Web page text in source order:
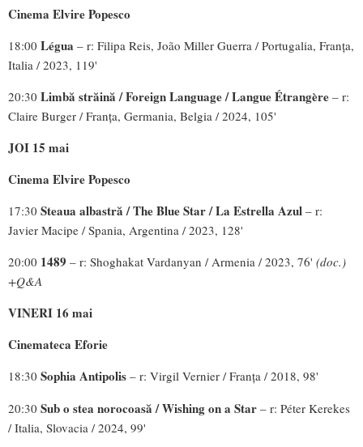
Cinema Elvire Popesco
18:00 Légua – r: Filipa Reis, João Miller Guerra / Portugalia, Franța,
Italia / 2023, 119'
20:30 Limbă străină /Foreign Language / Langue Étrangère – r:
Claire Burger / Franța, Germania, Belgia / 2024, 105'
JOI 15 mai
Cinema Elvire Popesco
17:30 Steaua albastră / The Blue Star / La Estrella Azul – r:
Javier Macipe / Spania, Argentina / 2023, 128'
20:00 1489 – r: Shoghakat Vardanyan / Armenia / 2023, 76' (doc.)
+Q&A
VINERI 16 mai
Cinemateca Eforie
18:30 Sophia Antipolis – r: Virgil Vernier / Franța / 2018, 98'
20:30 Sub o stea norocoasă / Wishing on a Star – r: Péter Kerekes
/ Italia, Slovacia / 2024, 99'